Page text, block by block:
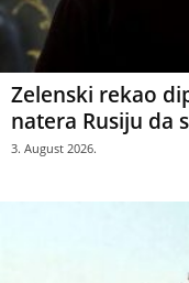
Zelenski rekao
natera Rusiju da
3. August 2026.